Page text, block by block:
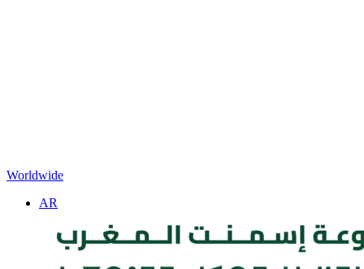
Worldwide
AR